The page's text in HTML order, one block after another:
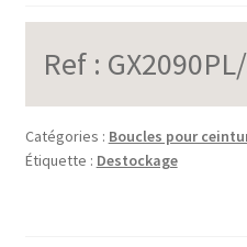
Ref :
Catégories : Boucles pour
Étiquette : Destockage